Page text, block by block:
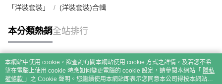
「洋裝套裝」 (洋裝套裝)合輯
本分類熱銷全站排行
熱門標籤
本網站中使用 cookie，欲查詢有關本網站使用 cookie 方式之詳情，及若您不希
望在電腦上使用 cookie 時應如何變更電腦的 cookie 設定，請參閱本網站「 隱私
權條款 」之 Cookie 聲明。您繼續使用本網站即表示您同意本公司得按本網站使